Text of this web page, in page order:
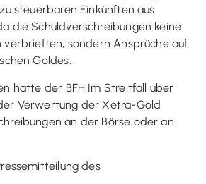
steuerbaren Einkünften aus
die Schuldverschreibungen keine
verbrieften, sondern Ansprüche auf
Goldes.
hatte der BFH Im Streitfall über
Verwertung der Xetra-Gold
an der Börse oder an
des